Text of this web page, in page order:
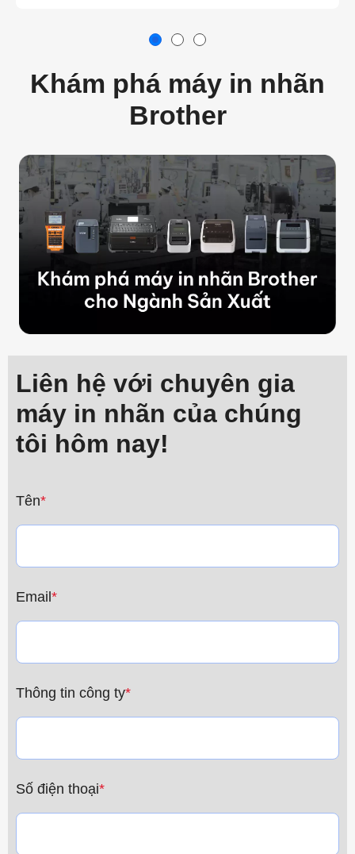
Khám phá máy in nhãn
Brother
Liên hệ với chuyên gia
máy in nhãn của chúng
tôi hôm nay!
Tên*
Email *
Thông tin công ty*
Số điện thoại*